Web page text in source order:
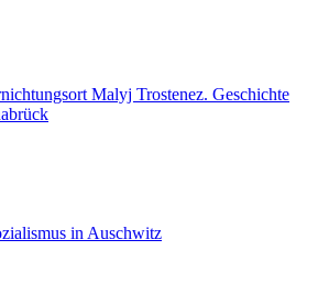
Malyj Trostenez. Geschichte
in Auschwitz